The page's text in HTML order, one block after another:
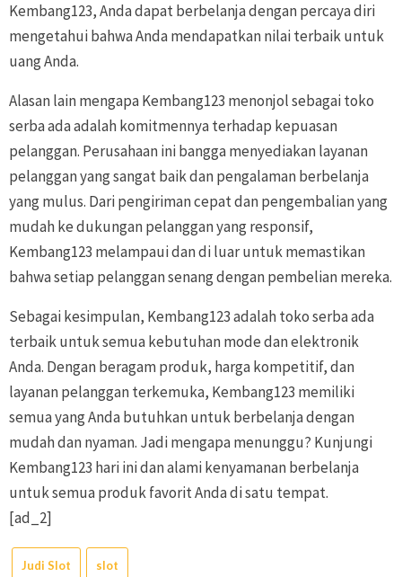
Kembang123, Anda dapat berbelanja dengan percaya diri
mengetahui bahwa Anda mendapatkan nilai terbaik untuk
uang Anda.
Alasan lain mengapa Kembang123 menonjol sebagai toko
serba ada adalah komitmennya terhadap kepuasan
pelanggan. Perusahaan ini bangga menyediakan layanan
pelanggan yang sangat baik dan pengalaman berbelanja
yang mulus. Dari pengiriman cepat dan pengembalian yang
mudah ke dukungan pelanggan yang responsif,
Kembang123 melampaui dan di luar untuk memastikan
bahwa setiap pelanggan senang dengan pembelian mereka.
Sebagai kesimpulan, Kembang123 adalah toko serba ada
terbaik untuk semua kebutuhan mode dan elektronik
Anda. Dengan beragam produk, harga kompetitif, dan
layanan pelanggan terkemuka, Kembang123 memiliki
semua yang Anda butuhkan untuk berbelanja dengan
mudah dan nyaman. Jadi mengapa menunggu? Kunjungi
Kembang123 hari ini dan alami kenyamanan berbelanja
untuk semua produk favorit Anda di satu tempat.
[ad_2]
Judi Slot slot